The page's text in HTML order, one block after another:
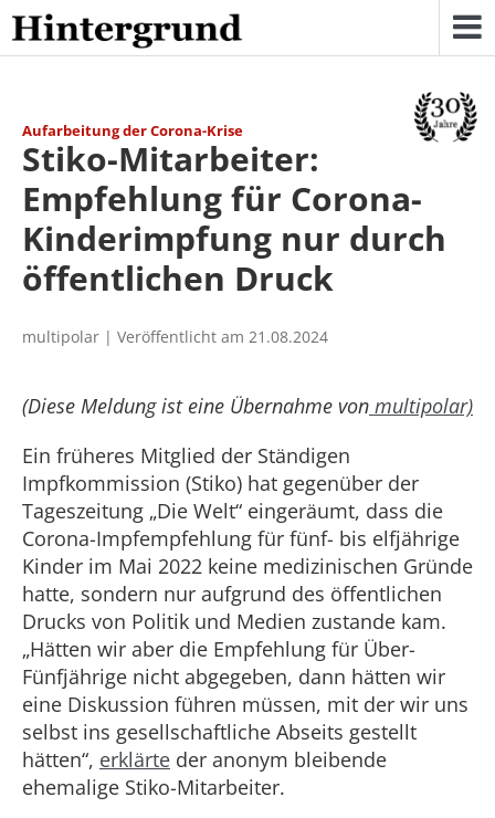
Skip
to
content
Aufarbeitung der Corona-Krise
Stiko-Mitarbeiter:
Empfehlung für Corona-
Kinderimpfung nur durch
öffentlichen Druck
multipolar | Veröffentlicht am 21.08.2024
(Diese Meldung ist eine Übernahme von multipolar)
Ein früheres Mitglied der Ständigen
Impfkommission (Stiko) hat gegenüber der
Tageszeitung „Die Welt“ eingeräumt, dass die
Corona-Impfempfehlung für fünf- bis elfjährige
Kinder im Mai 2022 keine medizinischen Gründe
hatte, sondern nur aufgrund des öffentlichen
Drucks von Politik und Medien zustande kam.
„Hätten wir aber die Empfehlung für Über-
Fünfjährige nicht abgegeben, dann hätten wir
eine Diskussion führen müssen, mit der wir uns
selbst ins gesellschaftliche Abseits gestellt
hätten“, erklärte der anonym bleibende
ehemalige Stiko-Mitarbeiter.